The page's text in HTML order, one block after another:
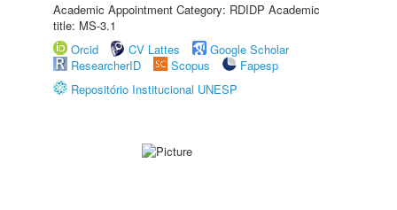
Academic Appointment Category: RDIDP Academic
title: MS-3.1
Orcid
CV Lattes
Google Scholar
ResearcherID
Scopus
Fapesp
Repositório Institucional UNESP